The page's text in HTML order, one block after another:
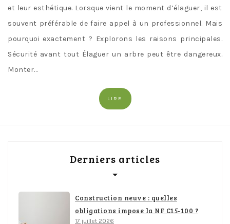
et leur esthétique. Lorsque vient le moment d’élaguer, il est
souvent préférable de faire appel à un professionnel. Mais
pourquoi exactement ? Explorons les raisons principales.
Sécurité avant tout Élaguer un arbre peut être dangereux.
Monter…
LIRE
Derniers articles
Construction neuve : quelles
obligations impose la NF C15-100 ?
17 juillet 2026